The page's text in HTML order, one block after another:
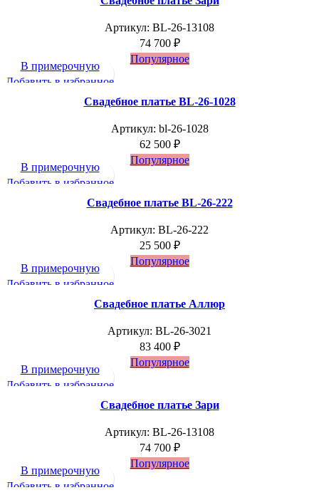
Артикул: BL-26-13108
74 700 ₽
Популярное
В примерочную
Добавить в избранное
Свадебное платье BL-26-1028
Артикул: bl-26-1028
62 500 ₽
Популярное
В примерочную
Добавить в избранное
Свадебное платье BL-26-222
Артикул: BL-26-222
25 500 ₽
Популярное
В примерочную
Добавить в избранное
Свадебное платье Аллюр
Артикул: BL-26-3021
83 400 ₽
Популярное
В примерочную
Добавить в избранное
Свадебное платье Зари
Артикул: BL-26-13108
74 700 ₽
Популярное
В примерочную
Добавить в избранное